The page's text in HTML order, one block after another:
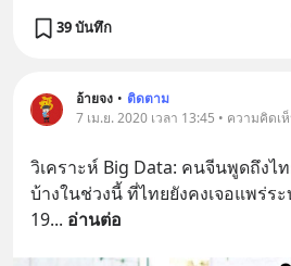
39 บันทึก
อ้ายจง • ติดตาม
7 เม.ย. 2020 เวลา 13:45 • ความคิดเ
วิเคราะห์ Big Data: คนจีนพูดถึงไ
บ้างในช่วงนี้ ที่ไทยยังคงเจอแพร่ร
19... อ่านต่อ